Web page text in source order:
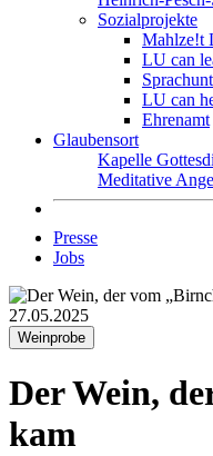
Sozialprojekte
Mahlze!t
LU can
LU can
Ehrenamt
Glaubensort
Kapelle
Meditative
Presse
Jobs
27.05.2025
Weinprobe
Der Wein,
kam